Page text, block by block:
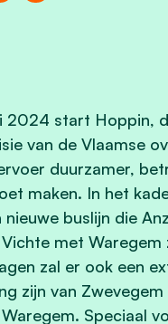
2024 start Hoppin,
van de Vlaamse
duurzamer,
maken. In het
buslijn die
met Waregem
zal er ook een
zijn van Zwevegem
Speciaal